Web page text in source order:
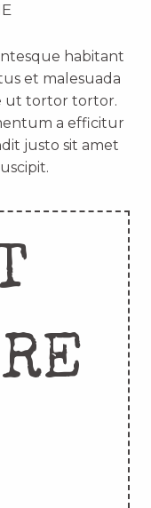
habitant
et malesuada
ut tortor tortor.
a efficitur
justo sit amet